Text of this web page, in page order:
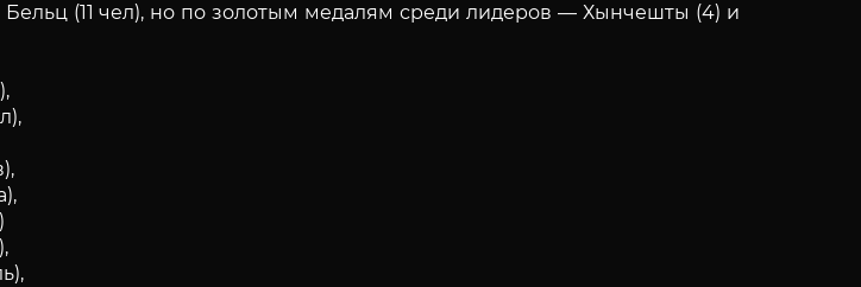
(11 чел), но по золотым медалям среди лидеров — Хынчешты (4) и